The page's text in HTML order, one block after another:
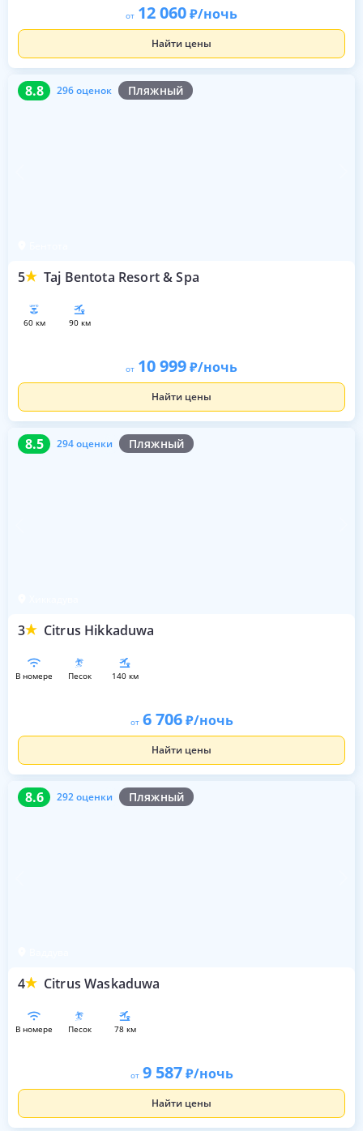
от 12 060 /ночь
Найти цены
8.8 296 оценок Пляжный
5 Taj Bentota Resort & Spa
8.8 296 оценок
60 км 90 км
от 10 999 /ночь
Найти цены
8.5 294 оценки Пляжный
3 Citrus Hikkaduwa
8.5 294 оценки
в номере песок 140 км
от 6 706 /ночь
Найти цены
8.6 292 оценки Пляжный
4 Citrus Waskaduwa
8.6 292 оценки
в номере песок 78 км
от 9 587 /ночь
Найти цены